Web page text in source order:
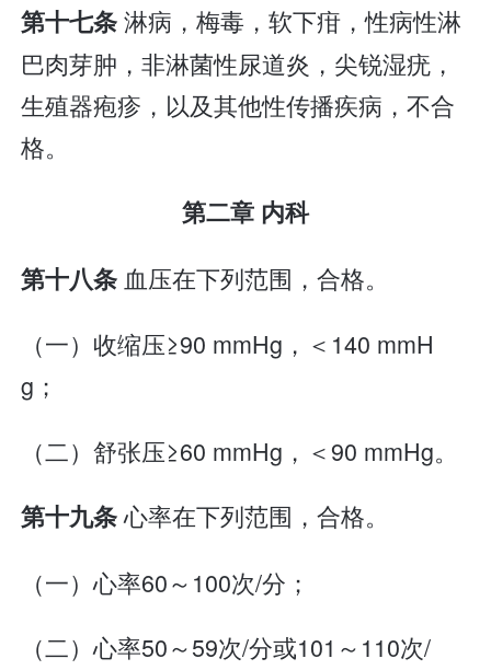
第十七条淋病，梅毒，软下疳，性病性淋
巴肉芽肿，非淋菌性尿道炎，尖锐湿疣，
生殖器疱疹，以及其他性传播疾病，不合
格。
第二章 内科
第十八条 血压在下列范围，合格。
（一）收缩压≥90 mmHg，＜140 mmH
g；
（二）舒张压≥60 mmHg，＜90 mmHg。
第十九条心率在下列范围，合格。
（一）心率60～100次/分；
（二）心率50～59次/分或101～110次/